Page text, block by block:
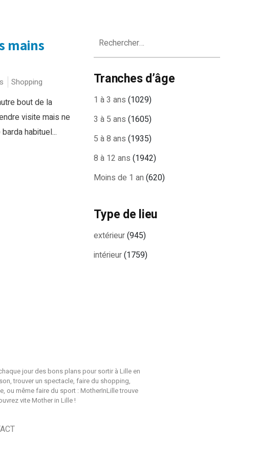
mains
Shopping
bout de la
visite mais ne
habituel...
Tranches d’âge
1 à 3 ans (1029)
3 à 5 ans (1605)
5 à 8 ans (1935)
8 à 12 ans (1942)
Moins de 1 an (620)
Type de lieu
extérieur(945)
intérieur(1759)
jour des bons plans pour sortir à Lille en
trouver un spectacle, faire du shopping,
ou même faire du sport : MotherInLille trouve
vite Mother in Lille !